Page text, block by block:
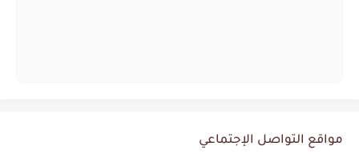
مواقع التواصل الإجتماعي